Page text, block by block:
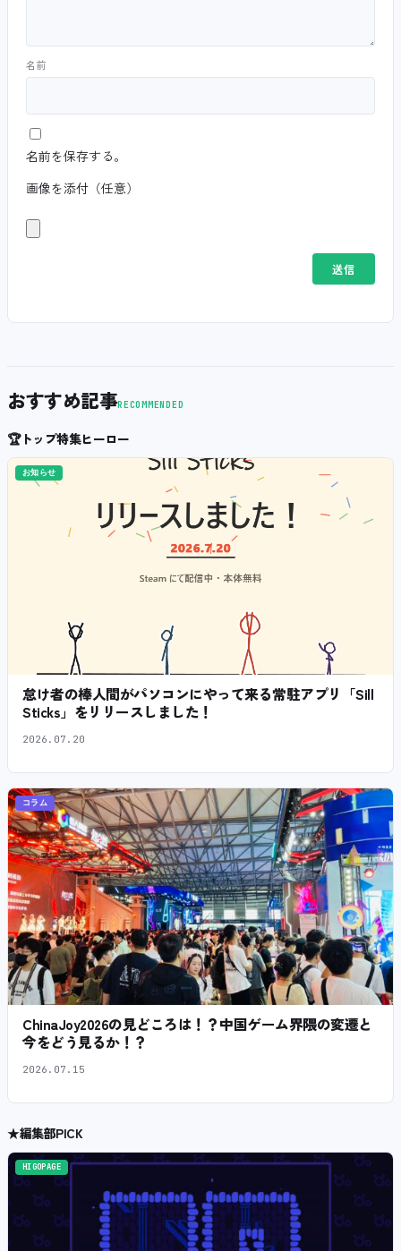
名前
名前を保存する。
画像を添付（任意）
おすすめ記事RECOMMENDED
🏆トップ特集ヒーロー
お知らせ
怠け者の棒人間がパソコンにやって来る常駐アプリ「Sill
Sticks」をリリースしました！
2026.07.20
コラム
ChinaJoy2026の見どころは！？中国ゲーム界隈の変遷と
今をどう見るか！？
2026.07.15
★編集部PICK
HIGOPAGE